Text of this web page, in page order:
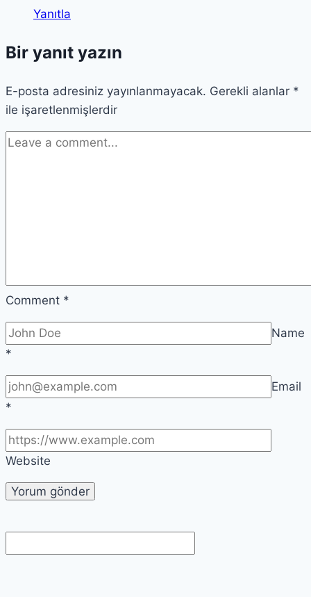
Yanıtla
Bir yanıt yazın
E-posta adresiniz yayınlanmayacak. Gerekli alanlar *
ile işaretlenmişlerdir
Comment *
Name
*
Email
*
Website